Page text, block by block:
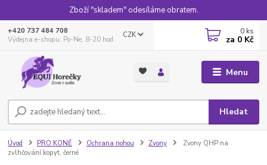
Zboží "skladem" odesíláme obratem.
Menu
CZK
Hledat
+420 737 484 708
Výdejna e-shopu: Po-Ne, 8-20 hod.
0 ks
za 0 Kč
Úvod PRO KONĚ Ochrana nohou Zvony
Zvony QHP na
zvlhčování kopyt, černé